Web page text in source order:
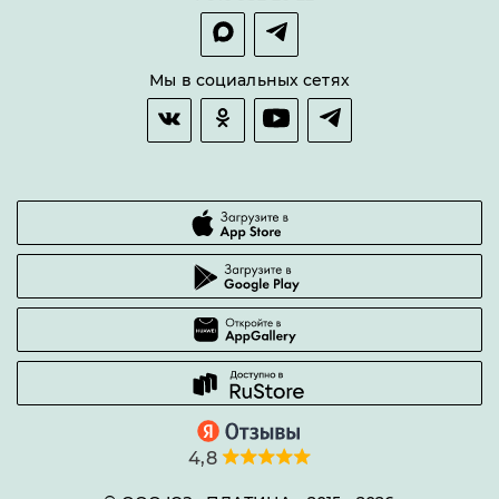
Гарантии качества
Часто задаваемые вопросы
Мы в социальных сетях
4,8